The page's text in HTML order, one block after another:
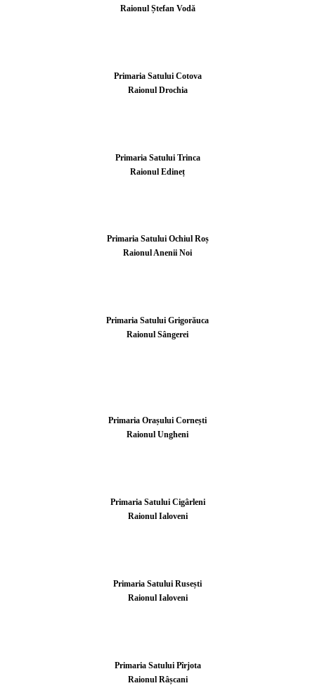
Raionul Ștefan Vodă
Primaria Satului Cotova
Raionul Drochia
Primaria Satului Trinca
Raionul Edineț
Primaria Satului Ochiul Roș
Raionul Anenii Noi
Primaria Satului Grigorăuca
Raionul Sângerei
Primaria Orașului Cornești
Raionul Ungheni
Primaria Satului Cigârleni
Raionul Ialoveni
Primaria Satului Rusești
Raionul Ialoveni
Primaria Satului Pîrjota
Raionul Râșcani